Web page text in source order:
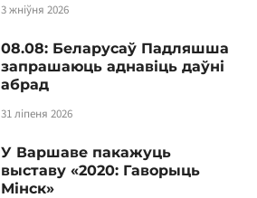
3 жніўня 2026
08.08: Беларусаў Падляшша
запрашаюць аднавіць даўні
абрад
31 ліпеня 2026
У Варшаве пакажуць
выставу «2020: Гаворыць
Мінск»